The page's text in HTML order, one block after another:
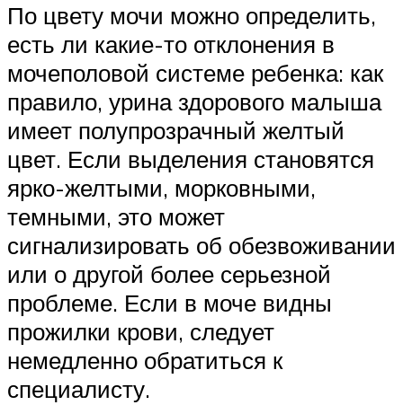
По цвету мочи можно определить,
есть ли какие-то отклонения в
мочеполовой системе ребенка: как
правило, урина здорового малыша
имеет полупрозрачный желтый
цвет. Если выделения становятся
ярко-желтыми, морковными,
темными, это может
сигнализировать об обезвоживании
или о другой более серьезной
проблеме. Если в моче видны
прожилки крови, следует
немедленно обратиться к
специалисту.